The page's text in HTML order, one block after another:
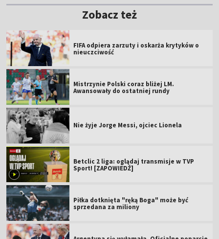
Zobacz też
FIFA odpiera zarzuty i oskarża krytyków o
nieuczciwość
Mistrzynie Polski coraz bliżej LM.
Awansowały do ostatniej rundy
Nie żyje Jorge Messi, ojciec Lionela
Betclic 2 liga: oglądaj transmisje w TVP
Sport! [ZAPOWIEDŹ]
Piłka dotknięta "ręką Boga" może być
sprzedana za miliony